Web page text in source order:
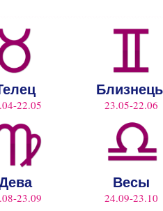
22.05 23.05-22.06
23.09
Весы
24.09-23.10